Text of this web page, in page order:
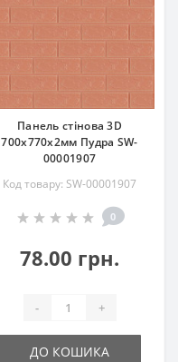
Панель стінова 3D
700х770х2мм Пудра SW-
00001907
Код товару: SW-00001907
0
78.00 грн.
- +
ДО КОШИКА